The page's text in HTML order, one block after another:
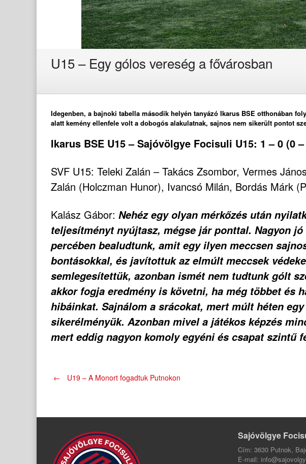
U15 – Egy gólos vereség a fővárosban
Idegenben, a bajnoki tabella második helyén tanyázó Ikarus BSE otthonában
alatt kemény ellenfele volt a dobogós alakulatnak, sajnos nem sikerült pontot
Ikarus BSE U15 – Sajóvölgye Focisuli U15: 1 – 0 (0
SVF U15: Teleki Zalán – Takács Zsombor, Vermes
Zalán (Holczman Hunor), Ivancsó Milán, Bordás Márk
Kalász Gábor: Nehéz egy olyan mérkőzés után
teljesítményt nyújtasz, mégse jár ponttal. Nagyon
percében bealudtunk, amit egy ilyen meccsen
bontásokkal, és javítottuk az elmúlt meccsek
semlegesítettük, azonban ismét nem tudtunk gólt
akkor fogja eredmény is követni, ha még többet és
hibáinkat. Sajnálom a srácokat, mert múlt héten
sikerélményük. Azonban mivel a játékos képzés
mert eddig nagyon komoly egyéni és csapat szintű
Post
navigation
← U19 – A Monort fogadtuk Putnokon
Sajóvölgye
Cím: 3630 Putnok,
E-mail: